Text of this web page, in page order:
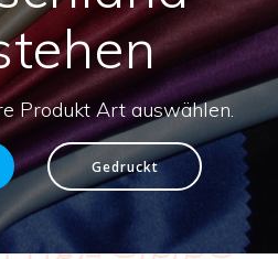
Produkt Art auswählen.
Gedruckt